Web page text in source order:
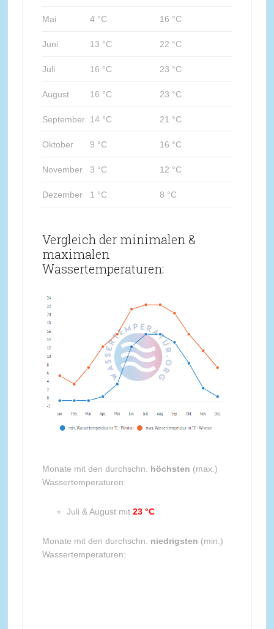
Mai 4 °C 16 °C
Juni 13 °C 22 °C
Juli 16 °C 23 °C
August 16 °C 23 °C
September 14 °C 21 °C
Oktober 9 °C 16 °C
November 3 °C 12 °C
Dezember 1 °C 8 °C
Vergleich der minimalen &
maximalen
Wassertemperaturen:
Monate mit den durchschn. höchsten (max.)
Wassertemperaturen:
Juli & August mit 23 °C
Monate mit den durchschn. niedrigsten (min.)
Wassertemperaturen: